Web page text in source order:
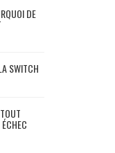
DE
SWITCH